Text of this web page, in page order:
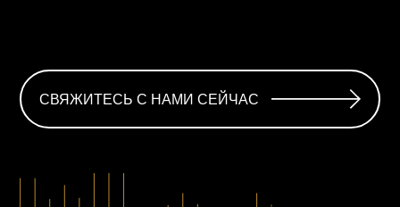
СВЯЖИТЕСЬ С НАМИ СЕЙЧАС